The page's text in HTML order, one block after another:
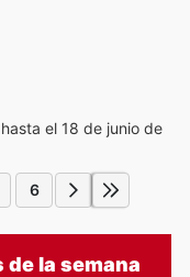
el 18 de junio de
6
la semana